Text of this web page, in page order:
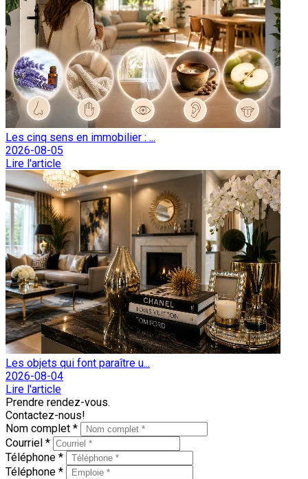
Les cinq sens en immobilier : ...
2026-08-05
Lire l'article
Les objets qui font paraître u...
2026-08-04
Lire l'article
Prendre rendez-vous.
Contactez-nous!
Nom complet *
Courriel *
Téléphone *
Téléphone *